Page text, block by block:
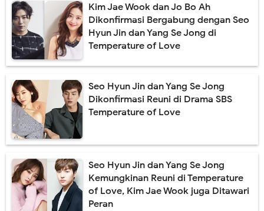
Kim Jae Wook dan Jo Bo Ah
Dikonfirmasi Bergabung dengan Seo
Hyun Jin dan Yang Se Jong di
Temperature of Love
Seo Hyun Jin dan Yang Se Jong
Dikonfirmasi Reuni di Drama SBS
Temperature of Love
Seo Hyun Jin dan Yang Se Jong
Kemungkinan Reuni di Temperature
of Love, Kim Jae Wook juga Ditawari
Peran